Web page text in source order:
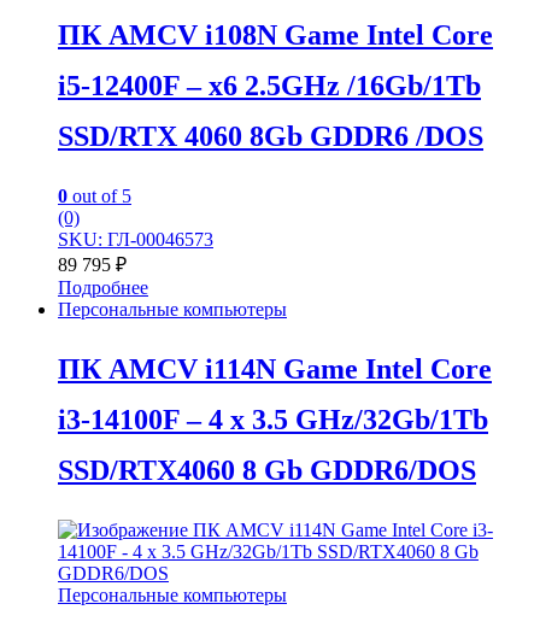
ПК AMCV i108N Game Intel Core
i5-12400F – x6 2.5GHz /16Gb/1Tb
SSD/RTX 4060 8Gb GDDR6 /DOS
0 out of 5
(0)
SKU: ГЛ-00046573
89 795 ₽
Подробнее
Персональные компьютеры
ПК AMCV i114N Game Intel Core
i3-14100F – 4 x 3.5 GHz/32Gb/1Tb
SSD/RTX4060 8 Gb GDDR6/DOS
Персональные компьютеры